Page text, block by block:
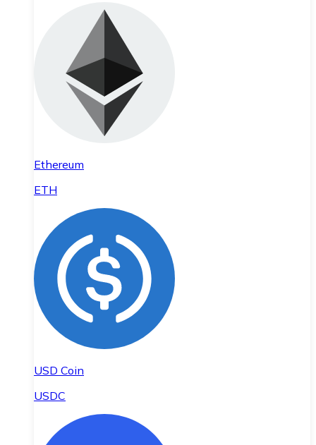
Ethereum
ETH
USD Coin
USDC